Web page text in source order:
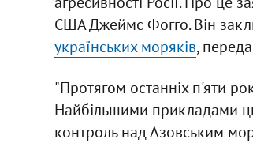
США Джеймс Фогго. Він
українських моряків,
"Протягом останніх п'яти
Найбільшими прикладами
контроль над Азовським